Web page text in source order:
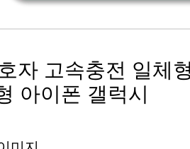
자 고속충전 일체
아이폰 갤럭시